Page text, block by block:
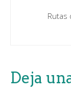
Rutas
Deja